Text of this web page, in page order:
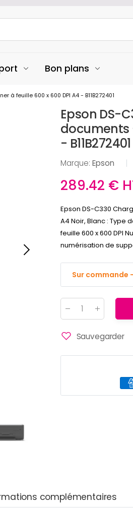
Bon plans
feuille 600 x 600 DPI A4 - B11B272401
Epson DS-
documents
- B11B272401
Marque: Epson
289.42 €
Epson DS-C330
A4 Noir, Blanc : Type
feuille 600 x 600 DPI
numérisation de
Sur commande
Sauvegarder
complémentaires